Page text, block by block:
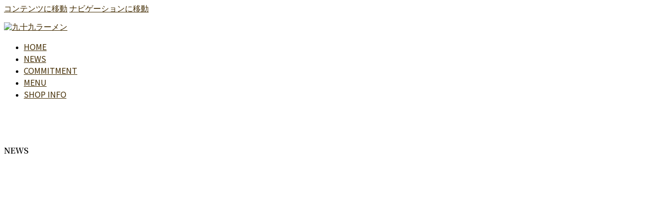
コンテンツに移動 ナビゲーションに移動
HOME
NEWS
COMMITMENT
MENU
SHOP INFO
NEWS